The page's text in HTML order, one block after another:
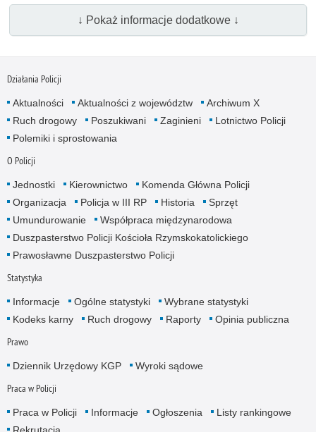
↓ Pokaż informacje dodatkowe ↓
Działania Policji
Aktualności Aktualności z województw
Archiwum X
Ruch drogowy
Poszukiwani Zaginieni
Lotnictwo Policji
Polemiki i sprostowania
O Policji
Jednostki Kierownictwo
Komenda Główna Policji
Organizacja
Policja w III RP Historia
Sprzęt
Umundurowanie
Współpraca międzynarodowa
Duszpasterstwo Policji Kościoła Rzymskokatolickiego
Prawosławne Duszpasterstwo Policji
Statystyka
Informacje Ogólne statystyki
Wybrane statystyki
Kodeks karny
Ruch drogowy Raporty Opinia publiczna
Prawo
Dziennik Urzędowy KGP Wyroki sądowe
Praca w Policji
Praca w Policji Informacje Ogłoszenia
Listy rankingowe